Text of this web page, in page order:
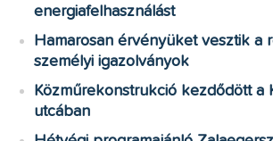
energiafelhasználást
Hamarosan érvényüket vesztik a
személyi igazolványok
Közműrekonstrukció kezdődött a
utcában